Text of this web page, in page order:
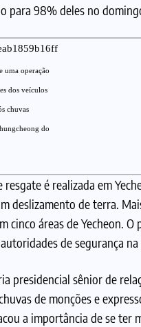
para 98% deles no
uma operação
dos veículos
chuvas
do
resgate é realizada em
deslizamento de terra.
cinco áreas de Yecheon.
de segurança
presidencial sênior de
de monções e
a importância de se ter